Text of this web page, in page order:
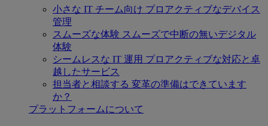
小さな IT チーム向け プロアクティブなデバイス
管理
スムーズな体験 スムーズで中断の無いデジタル
体験
シームレスな IT 運用 プロアクティブな対応と卓
越したサービス
担当者と相談する 変革の準備はできています
か？
プラットフォームについて